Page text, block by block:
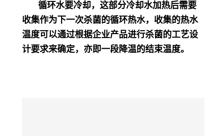
循环水要冷却，这部分冷却水加热后需要
收集作为下一次杀菌的循环热水，收集的热水
温度可以通过根据企业产品进行杀菌的工艺设
计要求来确定，亦即一段降温的结束温度。